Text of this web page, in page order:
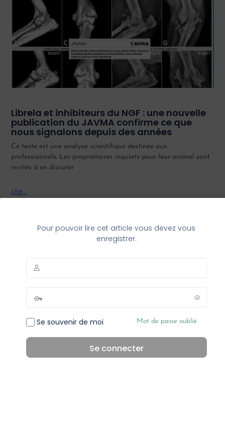
Pour pouvoir lire cet article vous devez vous
enregistrer.
Se souvenir de moi Mot de passe oublié
Librela et inhibiteurs du NGF : une nouvelle
publication du JAVMA confirme ce que
nous signalons depuis des années
Ce texte est une analyse scientifique destinée aux
professionnels. Les propriétaires inquiets pour leur animal sont
invités à en discuter
Lire...